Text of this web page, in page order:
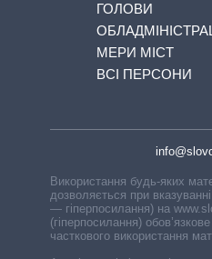
ГОЛОВИ
МЕРИ МІСТ
ВСІ ПЕРСОНИ
Використання будь-яких
дозволяється при
— гіперпосилання) на
(гіперпосилання)
часткового використання